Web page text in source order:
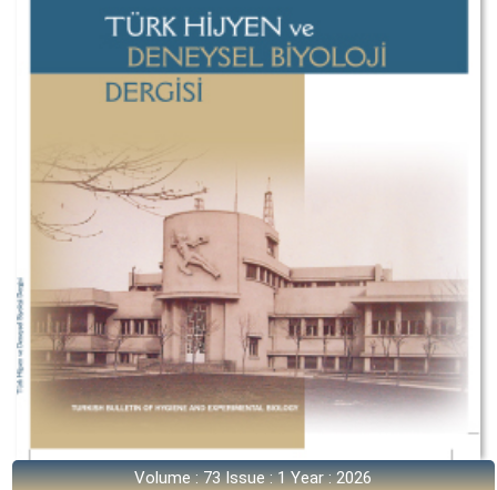
Volume : 73 Issue : 1 Year : 2026